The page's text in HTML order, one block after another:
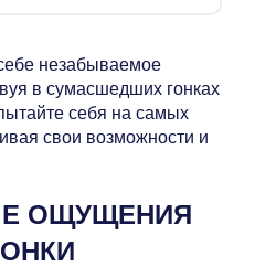
незабываемое
в сумасшедших гонках
себя на самых
свои возможности и
ОЩУЩЕНИЯ